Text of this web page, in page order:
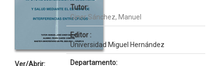
Ver/Abrir:
Tutor:
Giner Sánchez, Manuel
Editor :
Universidad Miguel Hernández
Departamento: